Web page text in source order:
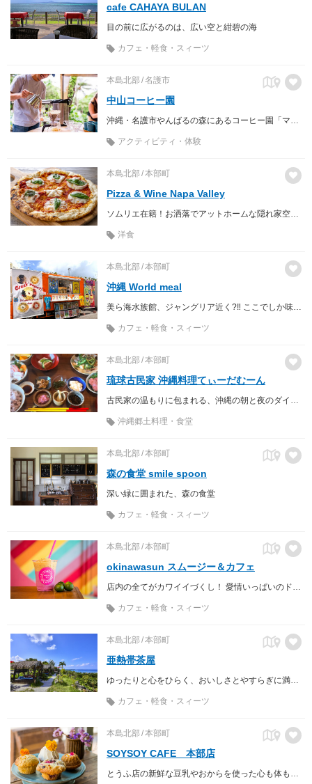
cafe CAHAYA BULAN
目の前に広がるのは、広い空と紺碧の海
カフェ・軽食・スィーツ
本島北部 名護市
中山コーヒー園
アクティビティ・体験
本島北部 本部町
Pizza & Wine Napa Valley
ソムリエ在籍！お洒落でアットホームな隠れ家空間で焼きたて熱々のピザとカリフォルニア産ワインを味わおう◎
洋食
本島北部 本部町
沖縄 World meal
美ら海水族館、ジャングリア近く?‼️ ここでしか味わえない沖縄✖️世界の料理
カフェ・軽食・スィーツ
本島北部 本部町
琉球古民家 沖縄料理てぃーだむーん
沖縄郷土料理・食堂
本島北部 本部町
森の食堂 smile spoon
深い緑に囲まれた、森の食堂
カフェ・軽食・スィーツ
本島北部 本部町
okinawasun スムージー＆カフェ
カフェ・軽食・スィーツ
本島北部 本部町
亜熱帯茶屋
ゆったりと心をひらく、おいしさとやすらぎに満ちたオープンカフェ。
カフェ・軽食・スィーツ
本島北部 本部町
SOYSOY CAFE 本部店